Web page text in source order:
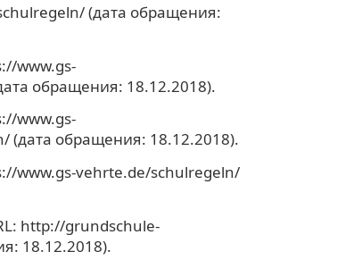
(дата обращения:
www.gs-
обращения: 18.12.2018).
www.gs-
(дата обращения: 18.12.2018).
www.gs-vehrte.de/schulregeln/
http://grundschule-
18.12.2018).